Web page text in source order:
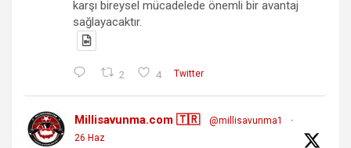
karşı bireysel mücadelede önemli bir avantaj
sağlayacaktır.
2 4 Twitter
Millisavunma.com 🇹🇷 @millisavunma1
·
26 Haz